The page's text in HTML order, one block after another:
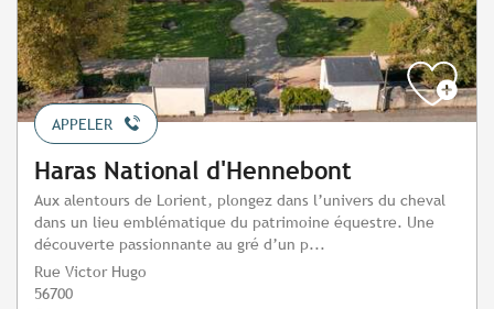
APPELER
Haras National d'Hennebont
Aux alentours de Lorient, plongez dans l’univers du cheval
dans un lieu emblématique du patrimoine équestre. Une
découverte passionnante au gré d’un p...
Rue Victor Hugo
56700